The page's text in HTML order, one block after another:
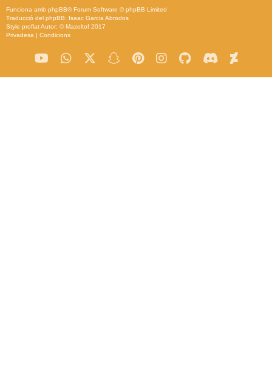
Funciona amb phpBB® Forum Software © phpBB Limited
Traducció del phpBB: Isaac Garcia Abrodos
Style proflatAutor: ©Mazeltof 2017
Privadesa | Condicions